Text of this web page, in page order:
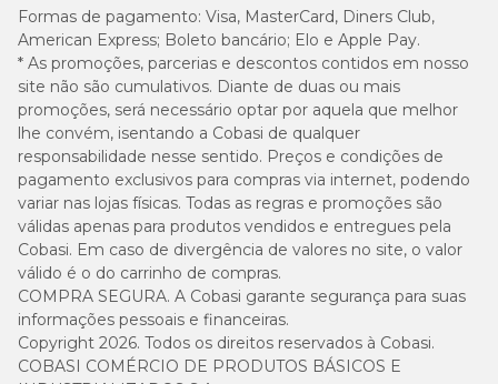
Formas de pagamento: Visa, MasterCard, Diners Club,
American Express; Boleto bancário; Elo e Apple Pay.
* As promoções, parcerias e descontos contidos em nosso
site não são cumulativos. Diante de duas ou mais
promoções, será necessário optar por aquela que melhor
lhe convém, isentando a Cobasi de qualquer
responsabilidade nesse sentido. Preços e condições de
pagamento exclusivos para compras via internet, podendo
variar nas lojas físicas. Todas as regras e promoções são
válidas apenas para produtos vendidos e entregues pela
Cobasi. Em caso de divergência de valores no site, o valor
válido é o do carrinho de compras.
COMPRA SEGURA. A Cobasi garante segurança para suas
informações pessoais e financeiras.
Copyright 2026. Todos os direitos reservados à Cobasi.
COBASI COMÉRCIO DE PRODUTOS BÁSICOS E